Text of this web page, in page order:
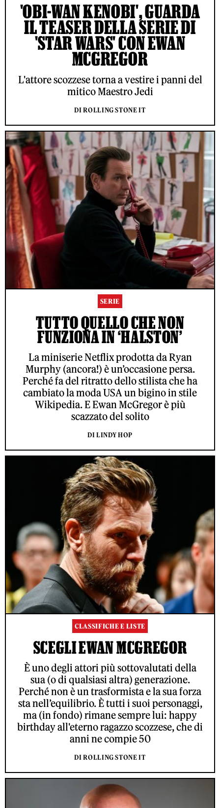
'OBI-WAN KENOBI', GUARDA
IL TEASER DELLA SERIE DI
'STAR WARS' CON EWAN
MCGREGOR
L'attore scozzese torna a vestire i panni del
mitico Maestro Jedi
DI ROLLING STONE IT
SERIE
TUTTO QUELLO CHE NON
FUNZIONA IN ‘HALSTON’
La miniserie Netflix prodotta da Ryan
Murphy (ancora!) è un’occasione persa.
Perché fa del ritratto dello stilista che ha
cambiato la moda USA un bigino in stile
Wikipedia. E Ewan McGregor è più
scazzato del solito
DI LINDY HOP
CLASSIFICHE E LISTE
SCEGLI EWAN MCGREGOR
È uno degli attori più sottovalutati della
sua (o di qualsiasi altra) generazione.
Perché non è un trasformista e la sua forza
sta nell’equilibrio. È tutti i suoi personaggi,
ma (in fondo) rimane sempre lui: happy
birthday all'eterno ragazzo scozzese, che di
anni ne compie 50
DI ROLLING STONE IT